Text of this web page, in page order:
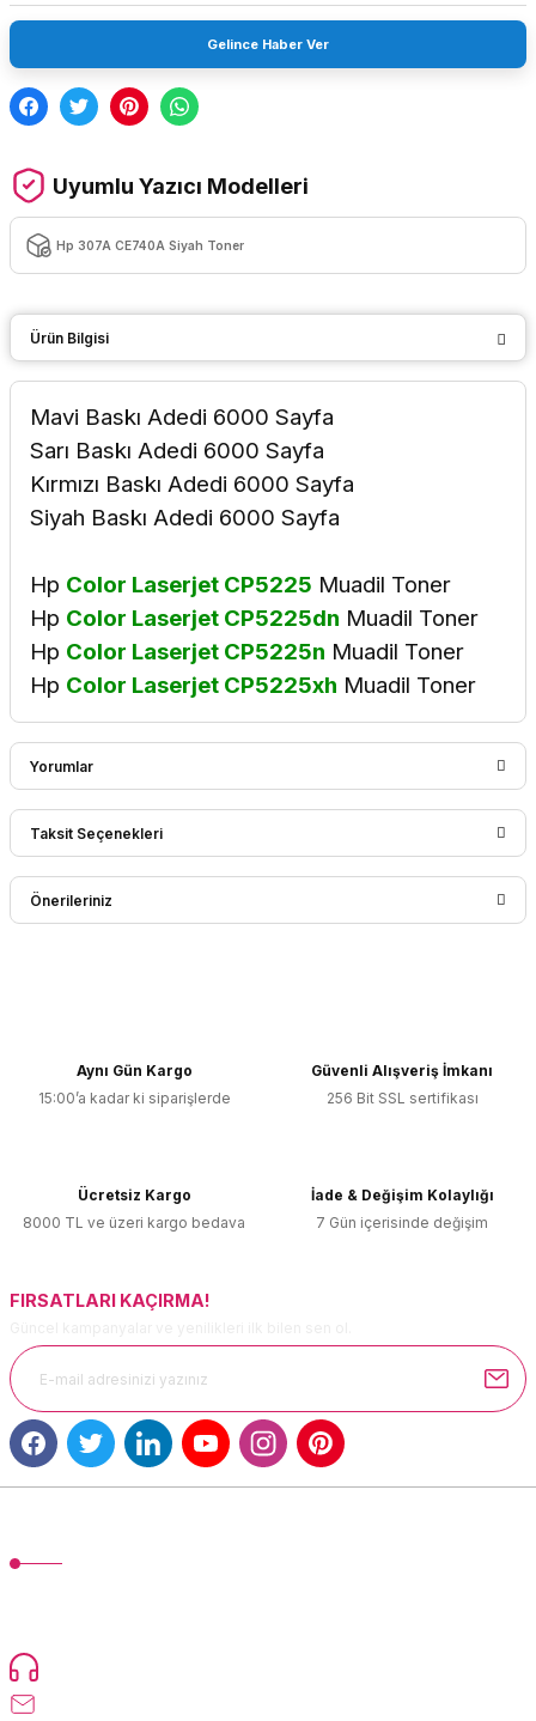
Gelince Haber Ver
Uyumlu Yazıcı Modelleri
Hp 307A CE740A Siyah Toner
Ürün Bilgisi
Mavi Baskı Adedi 6000 Sayfa
Sarı Baskı Adedi 6000 Sayfa
Kırmızı Baskı Adedi 6000 Sayfa
Siyah Baskı Adedi 6000 Sayfa
Hp Color Laserjet CP5225 Muadil Toner
Hp Color Laserjet CP5225dn Muadil Toner
Hp Color Laserjet CP5225n Muadil Toner
Hp Color Laserjet CP5225xh Muadil Toner
Yorumlar
Bu ürüne ilk yorumu siz yapın!
Taksit Seçenekleri
Önerileriniz
Ürün resmi kalitesiz, bozuk veya görüntülenemiyor.
Ürün fiyatı diğer sitelerden daha pahalı.
Bu ürüne benzer farklı alternatifler olmalı.
Aynı Gün Kargo
15:00’a kadar ki siparişlerde
Güvenli Alışveriş İmkanı
256 Bit SSL sertifikası
Ücretsiz Kargo
8000 TL ve üzeri kargo bedava
İade & Değişim Kolaylığı
7 Gün içerisinde değişim
FIRSATLARI KAÇIRMA!